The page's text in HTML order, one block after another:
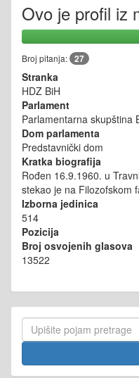
Ovo je profil iz
Broj pitanja: 27
Stranka
HDZ BiH
Parlament
Parlamentarna skupština
Dom parlamenta
Predstavnički dom
Kratka biografija
Rođen 16.9.1960. u
stekao je na Filozofskom
Izborna jedinica
514
Pozicija
Broj osvojenih glasova
13522